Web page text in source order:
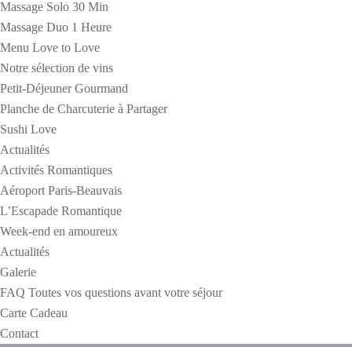
Massage Solo 30 Min
Massage Duo 1 Heure
Menu Love to Love
Notre sélection de vins
Petit-Déjeuner Gourmand
Planche de Charcuterie à Partager
Sushi Love
Actualités
Activités Romantiques
Aéroport Paris-Beauvais
L’Escapade Romantique
Week-end en amoureux
Actualités
Galerie
FAQ Toutes vos questions avant votre séjour
Carte Cadeau
Contact